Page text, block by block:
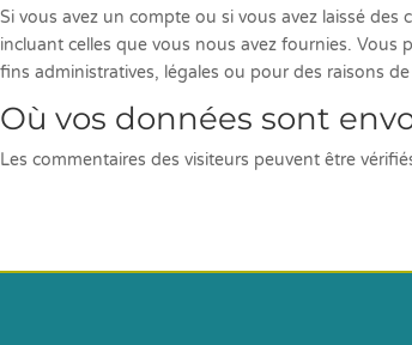
Si vous avez un compte ou si vous avez laissé
incluant celles que vous nous avez fournies.
fins administratives, légales ou pour des raisons
Où vos données sont
Les commentaires des visiteurs peuvent être